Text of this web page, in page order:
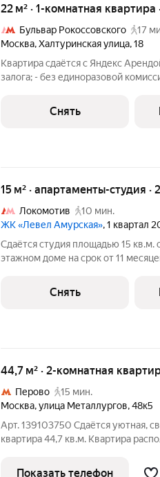
22 м² · 1-комнатная квартира
Бульвар Рокоссовского
17
Москва,Халтуринская улица,18
Квартира сдаётся с Яндекс
залога; - без единоразовой
квартиру онлайн это
Снять
15 м² · апартаменты-студия ·
Локомотив
10 мин.
ЖК «Левел Амурская», 1 квартал
Сдаётся студия площадью 15
этажном доме на срок от 11 месяцев. Из
Снять
44,7 м² · 2-комнатная
Перово
15 мин.
Москва,улица Металлургов,48к5
Арт. 139103750 Сдаётся уютная,
квартира 44,7 кв.м. Квартира
проживания. Есть вся
Показать телефон